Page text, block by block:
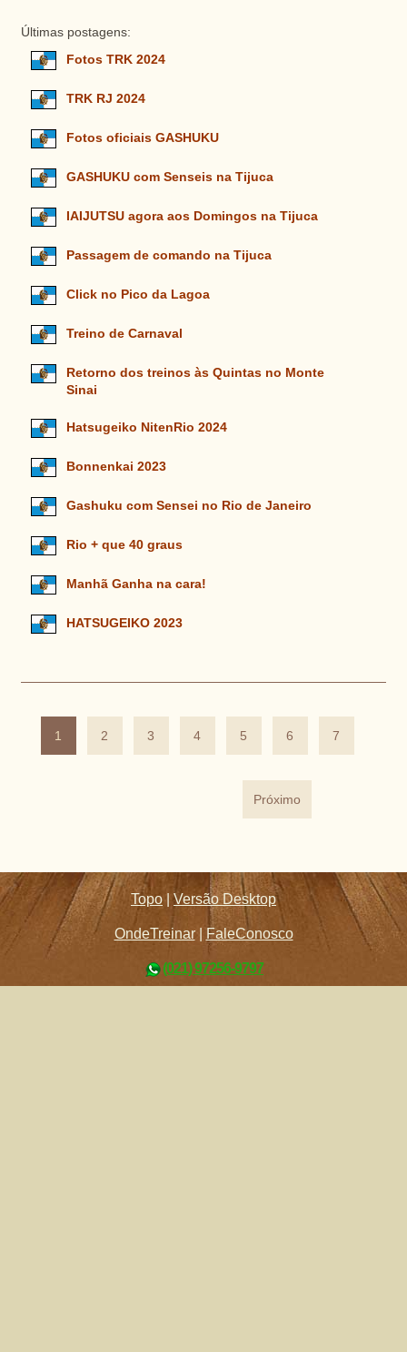
Últimas postagens:
Fotos TRK 2024
TRK RJ 2024
Fotos oficiais GASHUKU
GASHUKU com Senseis na Tijuca
IAIJUTSU agora aos Domingos na Tijuca
Passagem de comando na Tijuca
Click no Pico da Lagoa
Treino de Carnaval
Retorno dos treinos às Quintas no Monte
Sinai
Hatsugeiko NitenRio 2024
Bonnenkai 2023
Gashuku com Sensei no Rio de Janeiro
Rio + que 40 graus
Manhã Ganha na cara!
HATSUGEIKO 2023
1 2 3 4 5 6 7
Próximo
Topo |Versão Desktop
OndeTreinar| FaleConosco
(021) 97256-9797